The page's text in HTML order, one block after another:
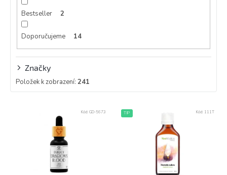
Bestseller 2
Doporučujeme 14
Značky
Položek k zobrazení: 241
Kód: GD-5673 TIP Kód: 111T